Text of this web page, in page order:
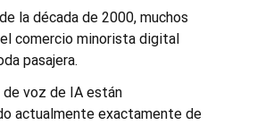
la década de 2000, muchos
comercio minorista digital
pasajera.
voz de IA están
actualmente exactamente de